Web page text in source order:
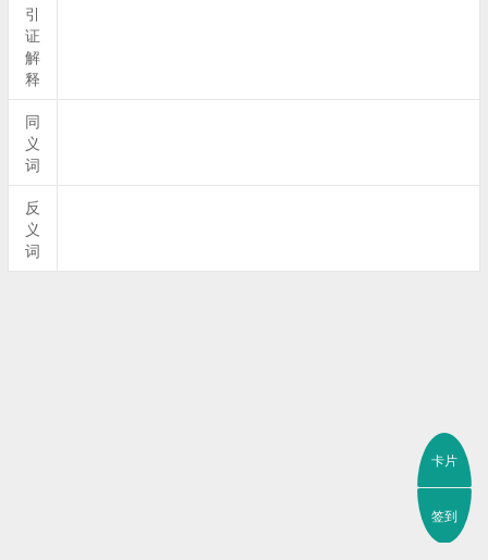
引
证
解
释
同
义
词
反
义
词
卡片
签到